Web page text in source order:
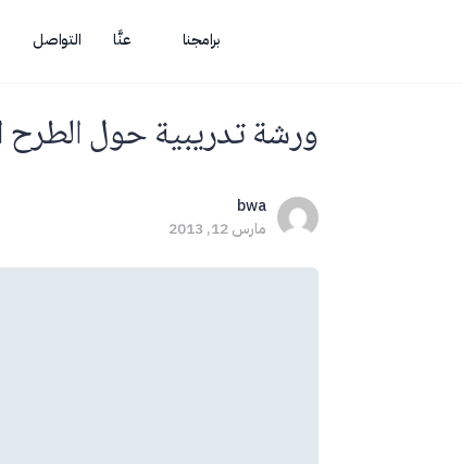
برامجنا عنَّا التواصل
ورشة تدريبية حول الطرح
bwa
مارس 12, 2013